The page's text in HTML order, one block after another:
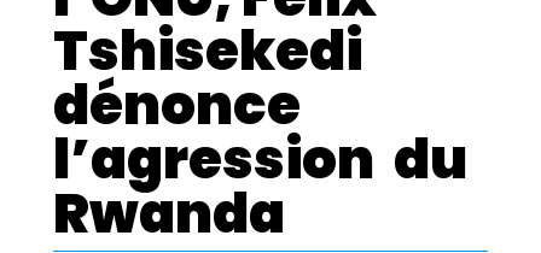
Tshisekedi
dénonce
l’agression du
Rwanda